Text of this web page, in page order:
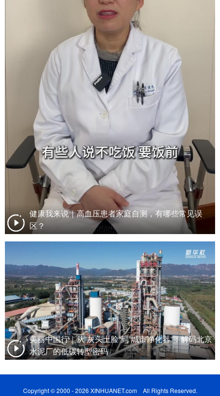
健康我来说｜高血压患者家庭自测，有哪些常见误
区？
美丽中国行｜从“灰头土脸”到“城市净化器”：解码北京
水泥厂的低碳转型密码
Copyright © 2000 - 2026 XINHUANET.com All Rights Reserved.